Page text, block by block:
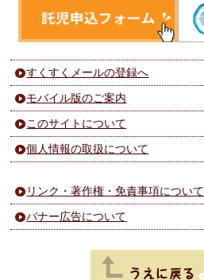
すくすくメールの登録へ
モバイル版のご案内
このサイトについて
個人情報の取扱について
リンク・著作権・免責事項について
バナー広告について